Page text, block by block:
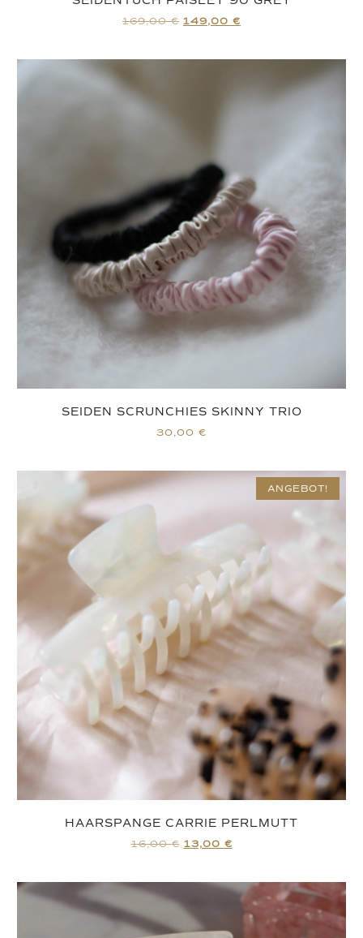
169,00€ 149,00 €
SEIDEN SCRUNCHIES SKINNY TRIO
30,00 €
ANGEBOT!
HAARSPANGE CARRIE PERLMUTT
16,00€ 13,00 €